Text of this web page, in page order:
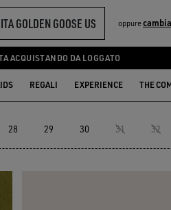
GOLDEN GOOSE US oppure
ACQUISTANDO DA LOGGATO
REGALI EXPERIENCE THE
28 29 30 31 32